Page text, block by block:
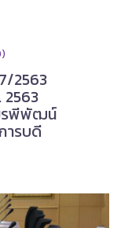
2563
รพีพัฒน์
ารบดี